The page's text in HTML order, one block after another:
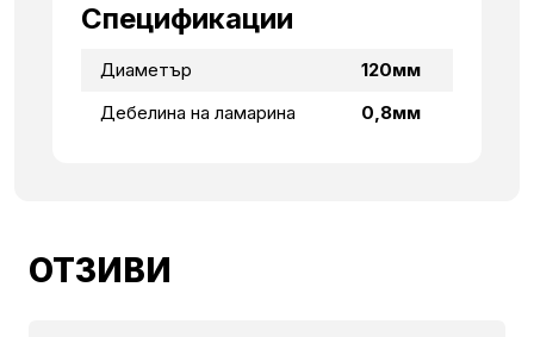
Спецификации
Диаметър
120мм
Дебелина на ламарина
0,8мм
ОТЗИВИ